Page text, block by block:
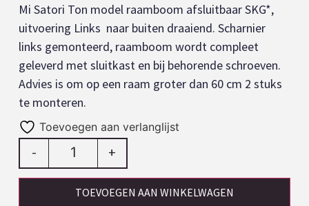
Mi Satori Ton model raamboom afsluitbaar SKG*,
uitvoering Links naar buiten draaiend. Scharnier
links gemonteerd, raamboom wordt compleet
geleverd met sluitkast en bij behorende schroeven.
Advies is om op een raam groter dan 60 cm 2 stuks
te monteren.
Toevoegen aan verlanglijst
- +
TOEVOEGEN AAN WINKELWAGEN